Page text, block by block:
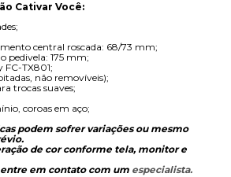
Cativar Você:
central roscada: 68/73 mm;
pedivela: 175 mm;
FC-TX801;
não removíveis);
trocas suaves;
coroas em aço;
podem sofrer variações ou mesmo
de cor conforme tela, monitor e
em contato com um especialista.